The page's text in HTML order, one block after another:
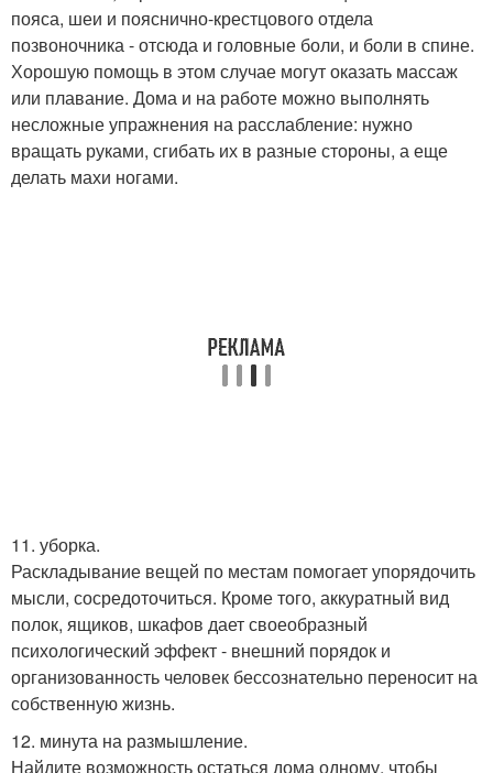
пояса, шеи и пояснично-крестцового отдела
позвоночника - отсюда и головные боли, и боли в спине.
Хорошую помощь в этом случае могут оказать массаж
или плавание. Дома и на работе можно выполнять
несложные упражнения на расслабление: нужно
вращать руками, сгибать их в разные стороны, а еще
делать махи ногами.
11. уборка.
Раскладывание вещей по местам помогает упорядочить
мысли, сосредоточиться. Кроме того, аккуратный вид
полок, ящиков, шкафов дает своеобразный
психологический эффект - внешний порядок и
организованность человек бессознательно переносит на
собственную жизнь.
12. минута на размышление.
Найдите возможность остаться дома одному, чтобы